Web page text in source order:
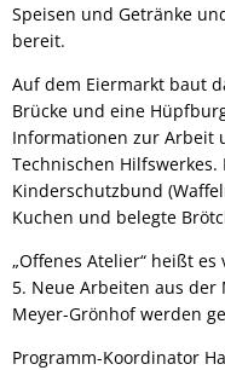
Speisen und Getränke
bereit.
Auf dem Eiermarkt baut
Brücke und eine
Informationen zur Arbeit
Technischen
Kinderschutzbund
Kuchen und belegte
„Offenes Atelier“ heißt
5. Neue Arbeiten aus der
Meyer-Grönhof werden
Programm-Koordinator